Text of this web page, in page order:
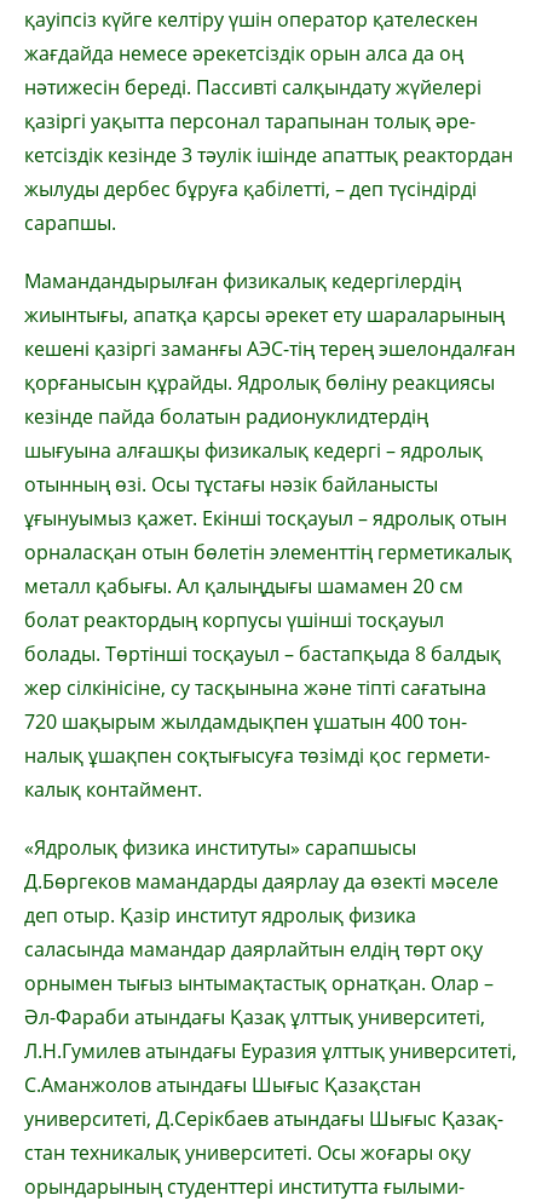
қауіпсіз күйге келтіру үшін оператор қателескен
жағдайда немесе әрекетсіздік орын алса да оң
нәтижесін береді. Пассивті салқындату жүйелері
қазіргі уа­қытта персонал тарапынан толық әре­
кетсіздік кезінде 3 тәу­лік ішінде апаттық реактордан
жылуды дербес бұруға қабілетті, – деп түсіндірді
сарапшы.
Ма­ман­дан­дырылған физи­ка­лық кедергілердің
жиынтығы, апатқа қарсы әрекет ету шара­ла­рының
кешені қазіргі заманғы АЭС-тің терең эшелондалған
қорғанысын құрайды. Ядролық бөліну реакциясы
кезінде пайда болатын радионуклидтердің
шығуына алғашқы физикалық кедергі – ядролық
отынның өзі. Осы тұстағы нәзік байланыс­ты
ұғынуымыз қажет. Екінші тосқауыл – ядролық отын
ор­на­ласқан отын бөлетін эле­менттің герметикалық
металл қабығы. Ал қалыңдығы шамамен 20 см
болат реактордың корпусы үшінші тосқауыл
болады. Төртінші тос­қауыл – бастапқыда 8 балдық
жер сілкінісіне, су тасқынына және тіпті сағатына
720 шақырым жылдамдықпен ұшатын 400 тон­
налық ұшақпен соқтығысуға төзімді қос герме­ти­
калық контаймент.
«Ядролық физика институты» сарапшысы
Д.Бөргеков мамандарды даярлау да өзекті мәселе
деп отыр. Қазір институт ядролық физика
саласында мамандар даярлайтын ел­дің төрт оқу
орнымен тығыз ынты­мақ­тастық орнатқан. Олар –
Әл-Фараби атындағы Қазақ ұлттық университеті,
Л.Н.Гумилев атындағы Еуразия ұлттық университеті,
С.Аманжолов атындағы Шығыс Қазақ­стан
университеті, Д.Серікбаев атындағы Шығыс Қазақ­
стан техникалық уни­верси­теті. Осы жоғары оқу
орын­­дары­ның студенттері инс­титутта ғы­лыми-